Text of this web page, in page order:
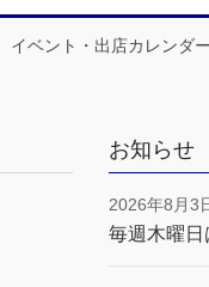
イベント・出店カレンダー
お知らせ
2026年8月3
毎週木曜日